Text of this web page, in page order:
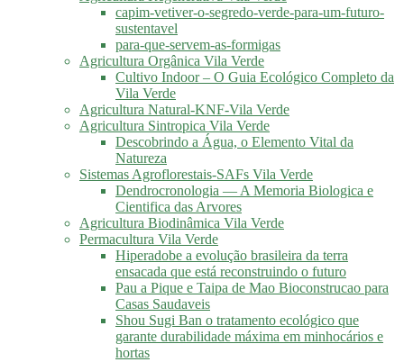
capim-vetiver-o-segredo-verde-para-um-futuro-
sustentavel
para-que-servem-as-formigas
Agricultura Orgânica Vila Verde
Cultivo Indoor – O Guia Ecológico Completo da
Vila Verde
Agricultura Natural-KNF-Vila Verde
Agricultura Sintropica Vila Verde
Descobrindo a Água, o Elemento Vital da
Natureza
Sistemas Agroflorestais-SAFs Vila Verde
Dendrocronologia — A Memoria Biologica e
Cientifica das Arvores
Agricultura Biodinâmica Vila Verde
Permacultura Vila Verde
Hiperadobe a evolução brasileira da terra
ensacada que está reconstruindo o futuro
Pau a Pique e Taipa de Mao Bioconstrucao para
Casas Saudaveis
Shou Sugi Ban o tratamento ecológico que
garante durabilidade máxima em minhocários e
hortas